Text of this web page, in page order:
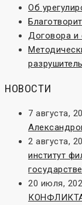
Об
Договора и
НОВОСТИ
7 августа,
2 августа,
институт
20 июля,